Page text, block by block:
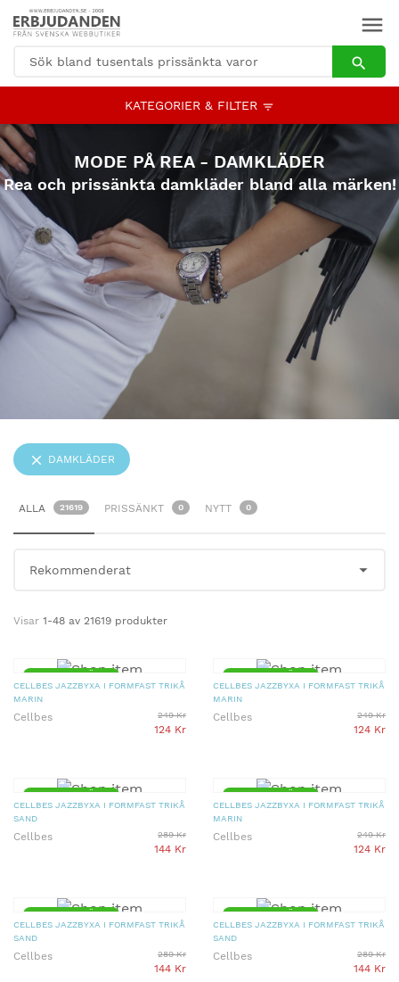
MODE PÅ REA - DAMKLÄDER
Rea och prissänkta damkläder bland alla märken!
KATEGORIER & FILTER
DAMKLÄDER
ALLA 21619 PRISSÄNKT 0 NYTT 0
Visar 1-48 av 21619 produkter
▼ 50% PRISSÄNKT
CELLBES JAZZBYXA I FORMFAST TRIKÅ
MARIN
Cellbes 249 Kr
124 Kr
▼ 50% PRISSÄNKT
CELLBES JAZZBYXA I FORMFAST TRIKÅ
MARIN
Cellbes 249 Kr
124 Kr
▼ 50% PRISSÄNKT
CELLBES JAZZBYXA I FORMFAST TRIKÅ
SAND
Cellbes 289 Kr
144 Kr
▼ 50% PRISSÄNKT
CELLBES JAZZBYXA I FORMFAST TRIKÅ
MARIN
Cellbes 249 Kr
124 Kr
▼ 50% PRISSÄNKT
CELLBES JAZZBYXA I FORMFAST TRIKÅ
SAND
Cellbes 289 Kr
144 Kr
▼ 50% PRISSÄNKT
CELLBES JAZZBYXA I FORMFAST TRIKÅ
SAND
Cellbes 289 Kr
144 Kr